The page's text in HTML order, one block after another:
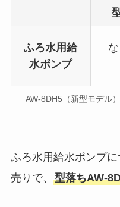
ふろ水用給
水ポンプ
AW-8DH5（新型モデル
ふろ水用給水ポンプ
売りで、 型落ちAW-